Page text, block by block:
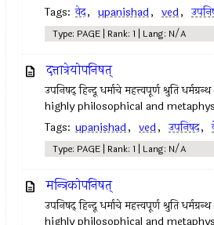
Tags: वेद, upanishad, ved,
Type: PAGE | Rank: 1 | Lang: N/A
दत्तात्रेयोपनिषत्
उपनिषद् हिन्दू धर्माचे महत्त्वपूर्ण श्रुति
highly philosophical and
Tags: upanishad, ved, उपनिषद,
Type: PAGE | Rank: 1 | Lang: N/A
मन्त्रिकोपनिषत्
उपनिषद् हिन्दू धर्माचे महत्त्वपूर्ण श्रुति
highly philosophical and